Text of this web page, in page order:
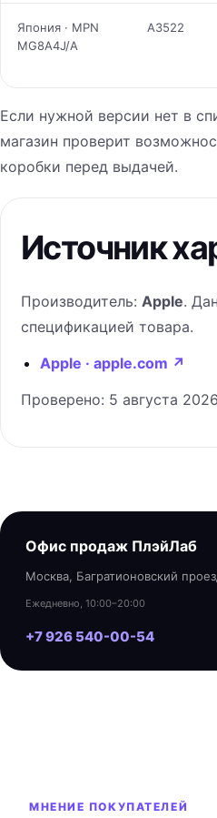
Япония · MPN
MG8A4J/A
A3522
Если нужной версии нет в
магазин проверит
коробки перед выдачей.
Источник
Производитель: Apple.
спецификацией товара.
Apple · apple.com ↗
Проверено: 5 августа
Офис продаж ПлэйЛаб
Москва, Багратионовский
Ежедневно, 10:00–20:00
+7 926 540-00-54
МНЕНИЕ ПОКУПАТЕЛЕЙ